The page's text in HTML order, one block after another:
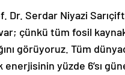
Dr. Serdar Niyazi
çünkü tüm fosil
görüyoruz. Tüm
yüzde 6’sı